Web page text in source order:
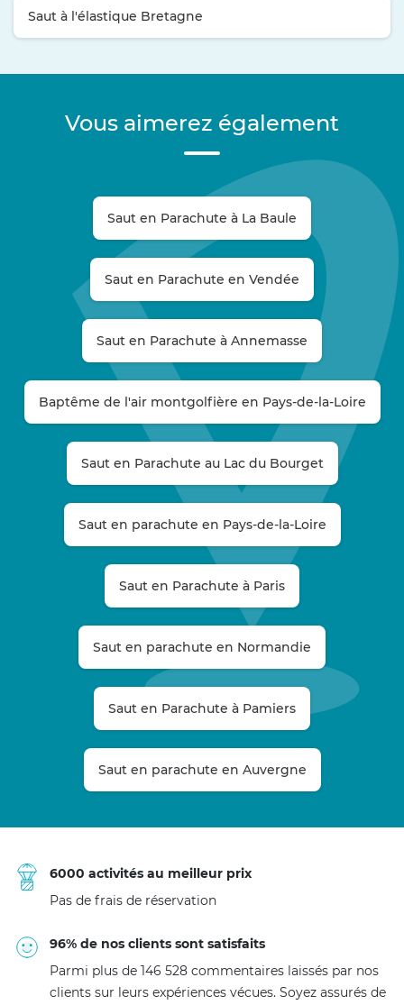
Saut à l'élastique Bretagne
Vous aimerez également
Saut en Parachute à La Baule
Saut en Parachute en Vendée
Saut en Parachute à Annemasse
Baptême de l'air montgolfière en Pays-de-la-Loire
Saut en Parachute au Lac du Bourget
Saut en parachute en Pays-de-la-Loire
Saut en Parachute à Paris
Saut en parachute en Normandie
Saut en Parachute à Pamiers
Saut en parachute en Auvergne
6000 activités au meilleur prix
Pas de frais de réservation
96% de nos clients sont satisfaits
Parmi plus de 146 528 commentaires laissés par nos
clients sur leurs expériences vécues. Soyez assurés de